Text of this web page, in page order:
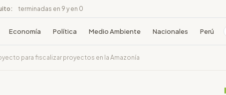
terminadas en 9 y en 0
Economía Política Medio Ambiente Nacionales Perú
para fiscalizar proyectos en la Amazonía